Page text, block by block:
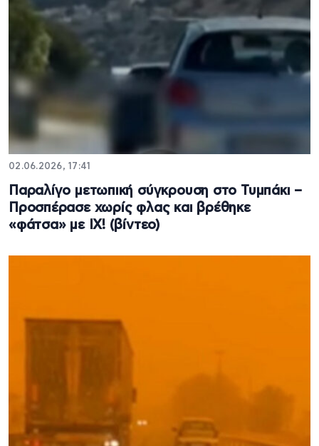
02.06.2026, 17:41
Παραλίγο μετωπική σύγκρουση στο Τυμπάκι –
Προσπέρασε χωρίς φλας και βρέθηκε
«φάτσα» με ΙΧ! (βίντεο)